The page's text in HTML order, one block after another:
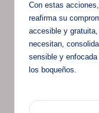
Con estas
reafirma su
accesible y
necesitan,
sensible y
los boqueños.